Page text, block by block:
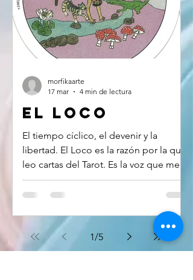
Antonio El filósofo y neurocientífico
Ian McGilchrist desmitifica en su libro
The Master and His Emissary: The
Divided Brain and the Making of the
El Loco
El tiempo cíclico, el devenir y la
libertad. El Loco es la razón por la que
leo cartas del Tarot. Es la voz que me
invita a escuchar lo que las cartas
tienen para decirme. Sacar cartas no es
donde puedo cuestionarme,
observarme y aprender a caminar con
ligereza hacia lo incierto. El número
morfikaarte
17 mar
4 min de lectura
1/5